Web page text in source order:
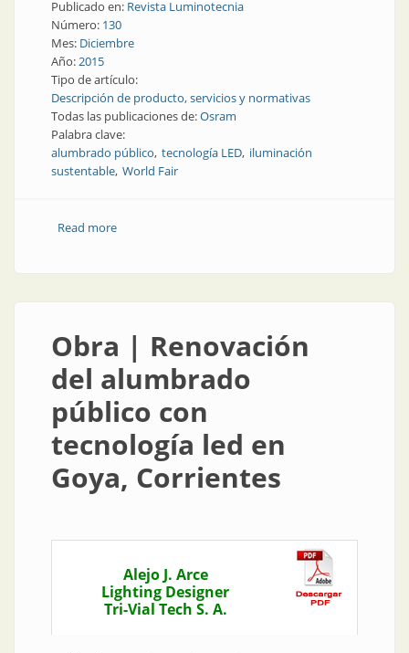
Publicado en: Revista Luminotecnia
Número: 130
Mes: Diciembre
Año:2015
Tipo de artículo:
Descripción de producto, servicios y normativas
Todas las publicaciones de:Osram
Palabra clave:
alumbrado público tecnología LED iluminación
sustentable World Fair
Read moreabout Producto | Iluminación sustentable en la
Obra | Renovación
del alumbrado
público con
tecnología led en
Goya, Corrientes
Alejo J. Arce
Lighting Designer
Tri-Vial Tech S. A.